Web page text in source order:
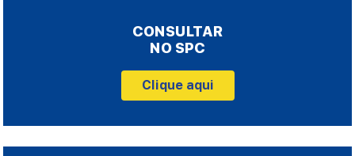
CONSULTAR
NO SPC
Clique aqui